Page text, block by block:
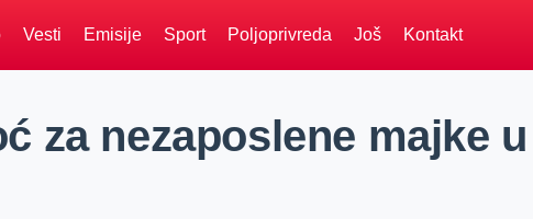
Vesti Emisije Sport Poljoprivreda Još Kontakt
za nezaposlene majke u